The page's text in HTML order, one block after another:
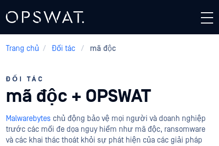
Trang chủ / Đối tác / mã độc
ĐỐI TÁC
mã độc + OPSWAT
Malwarebytes chủ động bảo vệ mọi người và doanh nghiệp
trước các mối đe dọa nguy hiểm như mã độc, ransomware
và các khai thác thoát khỏi sự phát hiện của các giải pháp